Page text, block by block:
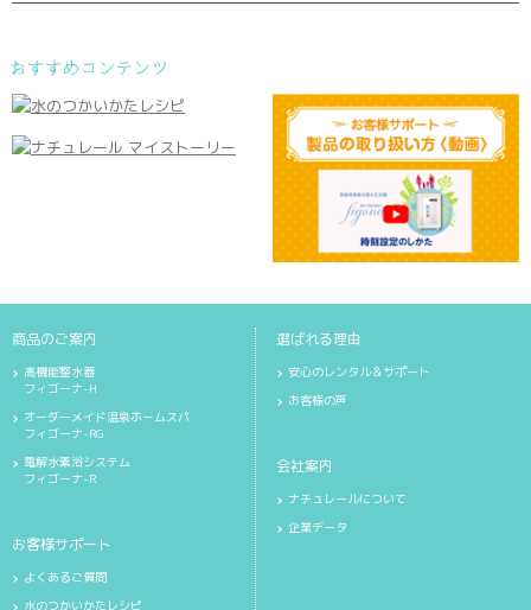
商品のご案内
高機能整水器
フィゴーナ-H
オーダーメイド温泉ホームスパ
フィゴーナ-RG
電解水素浴システム
フィゴーナ-R
お客様サポート
よくあるご質問
水のつかいかたレシピ
選ばれる理由
安心のレンタル＆サポート
お客様の声
会社案内
ナチュレールについて
企業データ